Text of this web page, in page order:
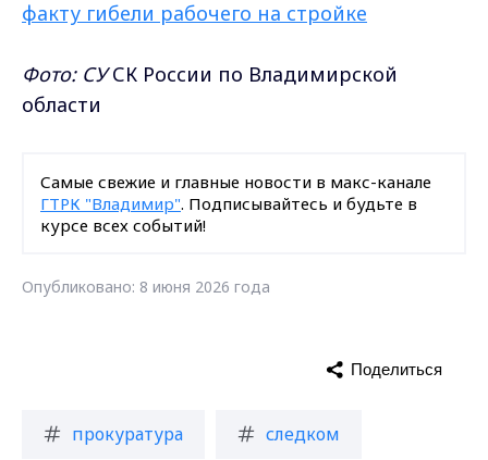
факту гибели рабочего на стройке
Фото: СУСК России по Владимирской
области
Самые свежие и главные новости в макс-канале
ГТРК "Владимир". Подписывайтесь и будьте в
курсе всех событий!
Опубликовано: 8 июня 2026 года
прокуратура следком
Поделиться